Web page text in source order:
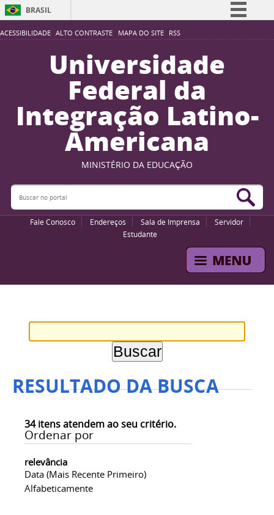
ACESSIBILIDADE ALTO CONTRASTE MAPA DO SITE RSS
BRASIL
Simplifique!
Participe
Acesso à informação
Legislação
Canais
Universidade
Federal da
Integração Latino-
Americana
MINISTÉRIO DA EDUCAÇÃO
Buscar no portal
Fale Conosco Endereços Sala de Imprensa
Servidor
Estudante
RESULTADO DA BUSCA
34itens atendem ao seu critério.
Ordenar por
relevância
Data (mais Recente Primeiro)
Alfabeticamente